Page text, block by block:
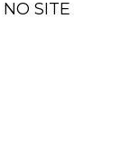
NO SITE